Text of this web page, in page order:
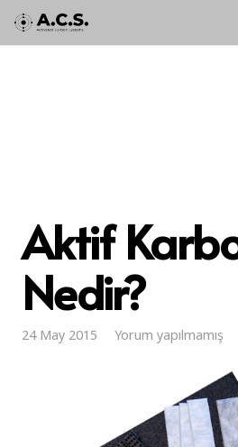
Aktif
Nedir?
24 May 2015 Yorum yapılmamış